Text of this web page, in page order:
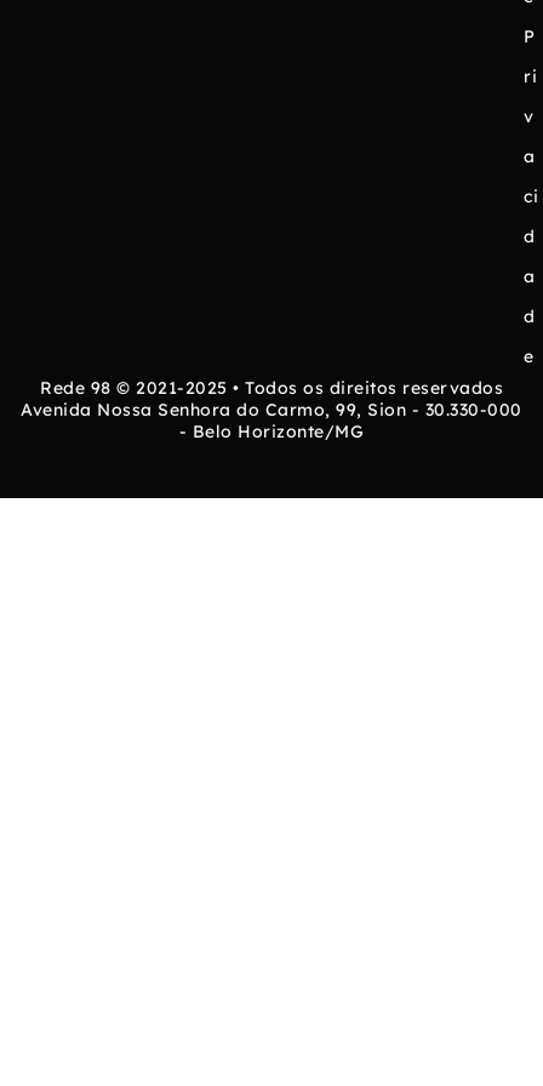
P
ri
v
a
ci
d
a
d
e
Rede 98 © 2021-2025 • Todos os direitos reservados
Avenida Nossa Senhora do Carmo, 99, Sion - 30.330-000
- Belo Horizonte/MG